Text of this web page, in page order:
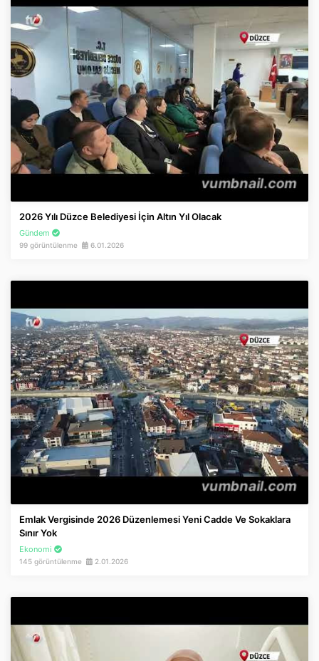
2026 Yılı Düzce Belediyesi İçin Altın Yıl Olacak
Gündem
99 görüntülenme 6.01.2026
Emlak Vergisinde 2026 Düzenlemesi Yeni Cadde Ve Sokaklara
Sınır Yok
Ekonomi
145 görüntülenme 2.01.2026